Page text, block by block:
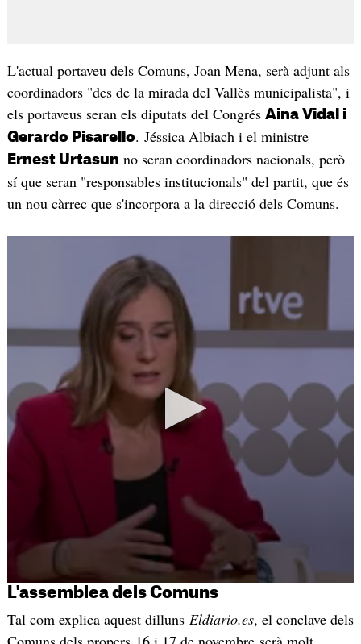
L'actual portaveu dels Comuns, Joan Mena, serà adjunt als
coordinadors "des de la mirada del Vallès municipalista", i
els portaveus seran els diputats del Congrés Aina Vidal i
Gerardo Pisarello. Jéssica Albiach i el ministre
Ernest Urtasun no seran coordinadors nacionals, però
sí que seran "responsables institucionals" del partit, que és
un nou càrrec que s'incorpora a la direcció dels Comuns.
L'assemblea dels Comuns
Tal com explica aquest dilluns Eldiario.es, el conclave dels